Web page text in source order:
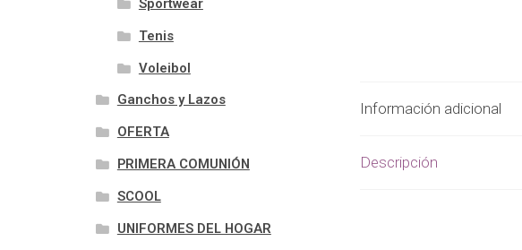
Información adicional
Descripción
Sportwear
Tenis
Voleibol
Ganchos y Lazos
OFERTA
PRIMERA COMUNIÓN
SCOOL
UNIFORMES DEL HOGAR